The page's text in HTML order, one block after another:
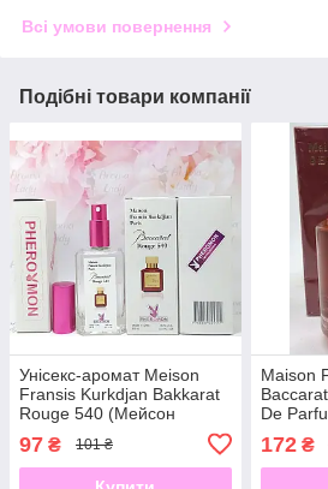
Всі умови повернення
Подібні товари компанії
Унісекс-аромат Meison
Fransis Kurkdjan Bakkarat
Rouge 540 (Мейсон
феромонами 60 мл
97 ₴ 101 ₴
Maison
De
172₴